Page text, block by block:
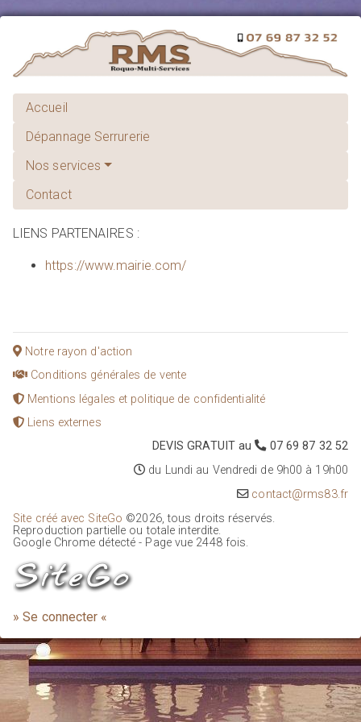
Accueil
Dépannage Serrurerie
Nos services
Contact
LIENS PARTENAIRES :
https://www.mairie.com/
Notre rayon d'action
Conditions générales de vente
Mentions légales et politique de confidentialité
Liens externes
DEVIS GRATUIT au
07 69 87 32 52
du Lundi au Vendredi de 9h00 à 19h00
contact@rms83.fr
Site créé avec SiteGo ©2026, tous droits réservés.
Reproduction partielle ou totale interdite.
Google Chrome détecté - Page vue 2448 fois.
» Se connecter «